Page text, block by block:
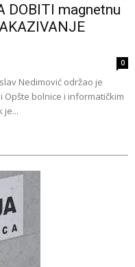
DOBITI magnetnu
0
Nedimović održao je
bolnice i informatičkim
je...